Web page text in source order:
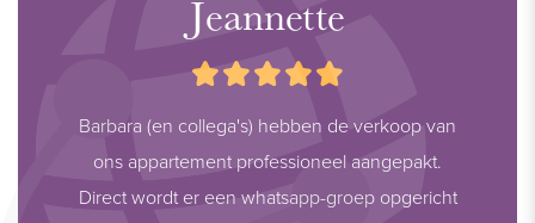
Jeannette
Barbara (en collega's) hebben de verkoop van
ons appartement professioneel aangepakt.
Direct wordt er een whatsapp-groep opgericht